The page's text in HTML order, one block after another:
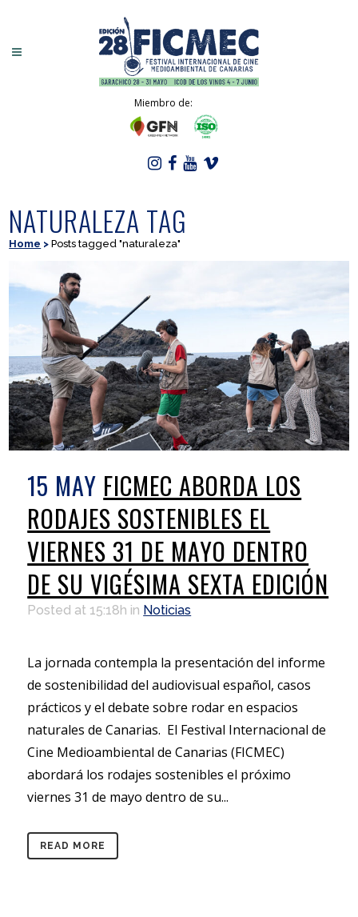
Miembro de:
NATURALEZA TAG
Home >Posts tagged "naturaleza"
15 MAY FICMEC ABORDA LOS
RODAJES SOSTENIBLES EL
VIERNES 31 DE MAYO DENTRO
DE SU VIGÉSIMA SEXTA EDICIÓN
Posted at 15:18h in Noticias
La jornada contempla la presentación del informe
de sostenibilidad del audiovisual español, casos
prácticos y el debate sobre rodar en espacios
naturales de Canarias. El Festival Internacional de
Cine Medioambiental de Canarias (FICMEC)
abordará los rodajes sostenibles el próximo
viernes 31 de mayo dentro de su...
READ MORE